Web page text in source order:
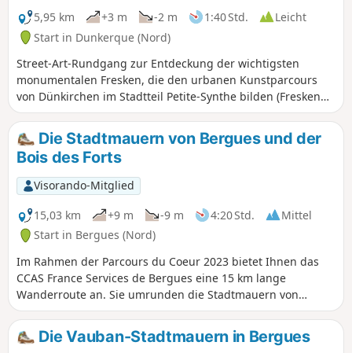
durch Bergues zu schlendern.
5,95 km
+3 m -2 m 1:40 Std.
Leicht
Start in Dunkerque (Nord)
Street-Art-Rundgang zur Entdeckung der wichtigsten
monumentalen Fresken, die den urbanen Kunstparcours
von Dünkirchen im Stadtteil Petite-Synthe bilden (Fresken
Sporting Aviron, Mikko Uni, La Bastille, The World is
Yours...).Die Stadtmauern von Bergues und der
Bois des Forts
Visorando-Mitglied
15,03 km
+9 m -9 m 4:20 Std.
Mittel
Start in Bergues (Nord)
Im Rahmen der Parcours du Coeur 2023 bietet Ihnen das
CCAS France Services de Bergues eine 15 km lange
Wanderroute an. Sie umrunden die Stadtmauern von
Bergues, folgen dann dem Canal de Bergues; anschließend
durchqueren Sie den Bois des Forts und kehren zu Ihrem
Ausgangspunkt zurück: dem Foyer Socio Éducatif.
Die Vauban-Stadtmauern in Bergues